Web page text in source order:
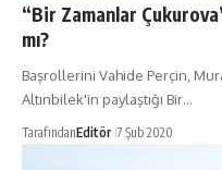
“Bir Zamanlar
mı?
Başrollerini Vahide Perçin,
Altınbilek'in paylaştığı Bir…
TarafındanEditör 7 Şub 2020